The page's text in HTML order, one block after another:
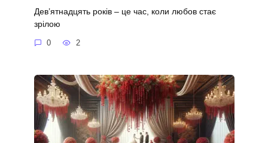
Дев’ятнадцять років – це час, коли любов стає
зрілою
0 2